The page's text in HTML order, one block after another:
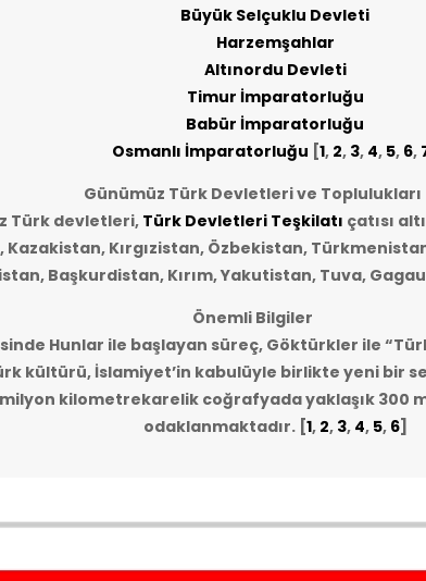
Büyük Selçuklu Devleti
Harzemşahlar
Altınordu Devleti
Timur İmparatorluğu
Babür İmparatorluğu
Osmanlı İmparatorluğu [1, 2, 3, 4, 5, 6,
Günümüz Türk Devletleri ve Toplulukları
Türk devletleri, Türk Devletleri Teşkilatı çatısı
Kazakistan, Kırgızistan, Özbekistan,
Başkurdistan, Kırım, Yakutistan, Tuva,
Önemli Bilgiler
Hunlar ile başlayan süreç, Göktürkler ile
kültürü, İslamiyet’in kabulüyle birlikte yeni bir
milyon kilometrekarelik coğrafyada yaklaşık 300
odaklanmaktadır.[1, 2, 3, 4, 5, 6]